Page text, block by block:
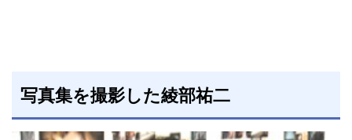
写真集を撮影した綾部祐二